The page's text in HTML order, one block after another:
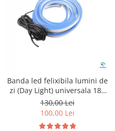
Banda led felixibila lumini de
zi (Day Light) universala 180
cm
130,00 Lei
100,00 Lei